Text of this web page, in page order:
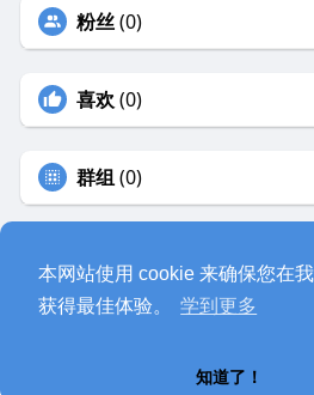
本网站使用 cookie 来确保您在
获得最佳体验。
学到更多
知道了！
粉丝(0)
喜欢 (0)
群组(0)
© 2026
首页
关于 联系我们 隐私政策